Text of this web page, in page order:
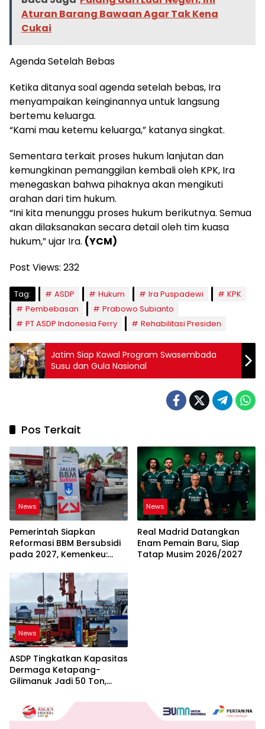
Aturan Barang Bawaan Agar Tak Kena
Cukai
Agenda Setelah Bebas
Ketika ditanya soal agenda setelah bebas, Ira
menyampaikan keinginannya untuk langsung
bertemu keluarga.
“Kami mau ketemu keluarga,” katanya singkat.
Sementara terkait proses hukum lanjutan dan
kemungkinan pemanggilan kembali oleh KPK, Ira
menegaskan bahwa pihaknya akan mengikuti
arahan dari tim hukum.
“Ini kita menunggu proses hukum berikutnya. Semua
akan dilaksanakan secara detail oleh tim kuasa
hukum,” ujar Ira. (YCM)
Post Views: 232
Tag: ASDP Hukum Ira Puspadewi
KPK
Pembebasan
Prabowo Subianto
PT ASDP Indonesia Ferry
Rehabilitasi Presiden
Jatim Siap Kawal Program Swasembada
Susu dan Gula Nasional
Pos Terkait
News
Pemerintah Siapkan
Reformasi BBM Bersubsidi
pada 2027, Kemenkeu:
dan Berkeadilan
News
Real Madrid Datangkan
Enam Pemain Baru, Siap
Tatap Musim 2026/2027
News
ASDP Tingkatkan Kapasitas
Dermaga Ketapang-
Gilimanuk Jadi 50 Ton,
Jawa-Bali